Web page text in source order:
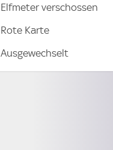
Elfmeter verschossen
Rote Karte
Ausgewechselt